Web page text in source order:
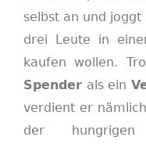
selbst an und
drei Leute in
kaufen wollen.
Spender als ein
verdient er
der hungrigen